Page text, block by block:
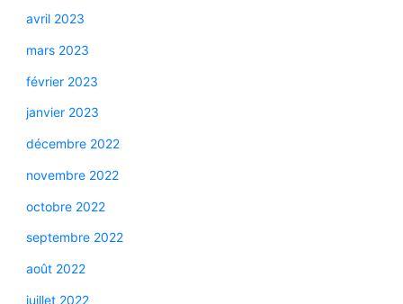
avril 2023
mars 2023
février 2023
janvier 2023
décembre 2022
novembre 2022
octobre 2022
septembre 2022
août 2022
juillet 2022